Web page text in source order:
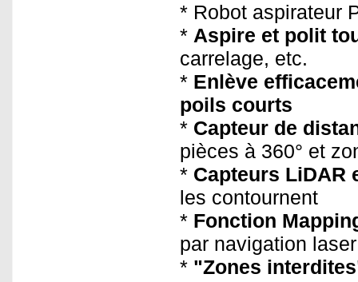
* Robot aspirateur
* Aspire et polit
carrelage, etc.
* Enlève
poils courts
* Capteur de
pièces à 360° et
* Capteurs LiDAR
les contournent
* Fonction
par navigation
* "Zones